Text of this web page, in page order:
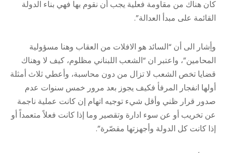
كان هناك من مقاومة فعلية يجب أن نقوم بها فهي بناء الدولة
القائمة على مبدأ العدالة”.
وأِشار الى أن “السائد هو الافلات من العقاب وهنا مسؤولية
المحامين”، واعتبر ان “الشعب اللبناني مظلوم، كيف لا وهناك
قضايا تخص الشعب لا تزال من دون محاسبة، وأعطي ثلاث أمثلة
أولها انفجار المرفأ فكيف يجوز بعد مرور خمس سنوات عدم
صدور قرار ظني وأقل شيء توجيه اتهام إن كانت عملية ناجمة
عن تخريب أو عن سوء ادارة وتقصير وما إذا كانت فعلاً متعمداً أو
إذا كانت كل الدولة وأجهزتها مقصّرة”.